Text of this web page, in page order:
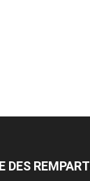
DES